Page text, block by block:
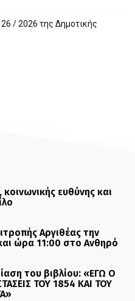
/ 2026 της Δημοτικής
ευθύνης και
Αργιθέας την
ώρα 11:00 στο Ανθηρό
του βιβλίου: «ΕΓΩ Ο
ΤΟΥ 1854 ΚΑΙ ΤΟΥ